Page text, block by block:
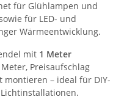
für Glühlampen und
für LED- und
Wärmeentwicklung.
mit 1 Meter
Preisaufschlag
montieren – ideal für DIY-